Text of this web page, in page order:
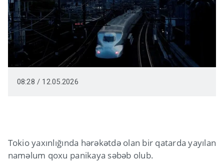
08:28 / 12.05.2026
Tokio yaxınlığında hərəkətdə olan bir qatarda yayılan
naməlum qoxu panikaya səbəb olub.